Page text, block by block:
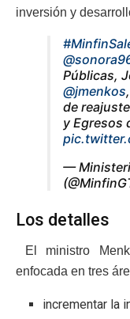
inversión y
Públicas,
@jmenkos
de
y Egresos
—
Los detalles
El ministro
enfocada en tres
incrementar la